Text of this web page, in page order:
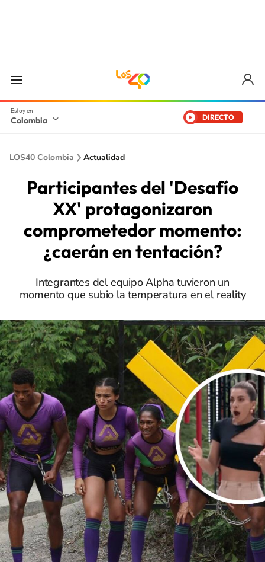
Colombia DIRECTO
LOS40 Colombia Actualidad
Participantes del 'Desafío
XX' protagonizaron
comprometedor momento:
¿caerán en tentación?
Integrantes del equipo Alpha tuvieron un
momento que subio la temperatura en el reality